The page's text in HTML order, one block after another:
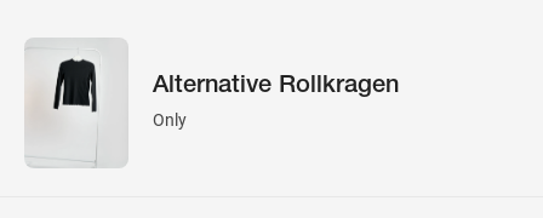
Alternative Rollkragen
Only